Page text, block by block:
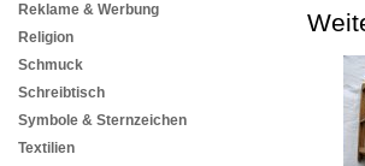
Reklame & Werbung
Religion
Schmuck
Schreibtisch
Symbole & Sternzeichen
Textilien